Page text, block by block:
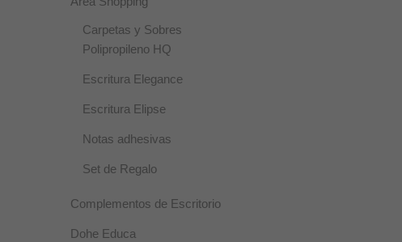
Carpetas y Sobres
Polipropileno HQ
Escritura Elegance
Escritura Elipse
Notas adhesivas
Set de Regalo
Complementos de Escritorio
Dohe Educa